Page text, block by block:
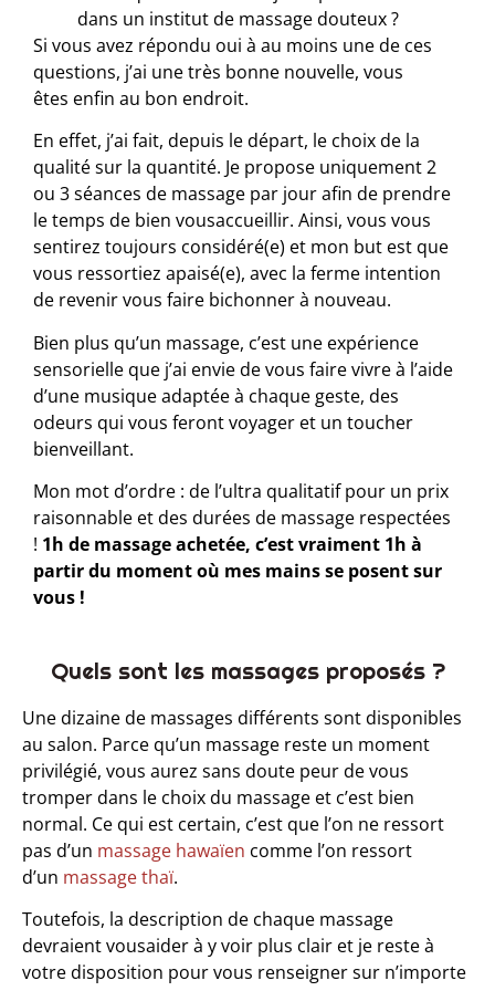
dans un institut de massage douteux ?
Si vous avez répondu oui à au moins une de ces
questions, j’ai une très bonne nouvelle, vous
êtes enfin au bon endroit.
En effet, j’ai fait, depuis le départ, le choix de la
qualité sur la quantité. Je propose uniquement 2
ou 3 séances de massage par jour afin de prendre
le temps de bien vousaccueillir. Ainsi, vous vous
sentirez toujours considéré(e) et mon but est que
vous ressortiez apaisé(e), avec la ferme intention
de revenir vous faire bichonner à nouveau.
Bien plus qu’un massage, c’est une expérience
sensorielle que j’ai envie devous faire vivre à l’aide
d’une musique adaptée à chaque geste, des
odeurs qui vous feront voyager et un toucher
bienveillant.
Mon mot d’ordre : de l’ultra qualitatif pour un prix
raisonnable et des durées de massage respectées
! 1h de massage achetée, c’est vraiment 1h à
partir du moment où mes mains se posent sur
vous !
Quels sont les massages proposés ?​
Une dizaine de massages différents sont disponibles
au salon. Parce qu’un massage reste un moment
privilégié, vous aurez sans doute peur de vous
tromper dans le choix du massage et c’est bien
normal. Ce qui est certain, c’est que l’on ne ressort
pas d’un massage hawaïen comme l’on ressort
d’un massage thaï.
Toutefois, la description de chaque massage
devraient vousaider à y voir plus clair et je reste à
votre disposition pour vous renseigner sur n’importe